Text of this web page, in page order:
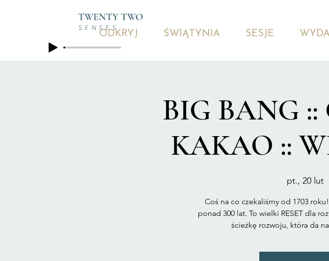
TWENTY TWO
SENSES
ODKRYJ ŚWIĄTYNIA SESJE
BIG BANG
KAKAO ::
pt., 20 lut
Coś na co czekaliśmy od 1703
ponad 300 lat. To wielki RESET dla
ścieżkę rozwoju, która da